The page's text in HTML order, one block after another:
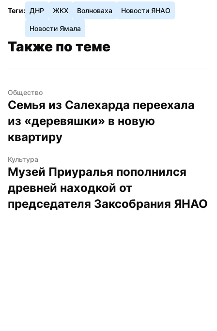
Теги: ДНР ЖКХ Волноваха Новости ЯНАО
Новости Ямала
Также по теме
Общество
Семья из Салехарда переехала
из «деревяшки» в новую
квартиру
Культура
Музей Приуралья пополнился
древней находкой от
председателя Заксобрания ЯНАО